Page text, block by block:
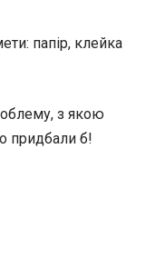
папір, клейка
з якою
придбали б!